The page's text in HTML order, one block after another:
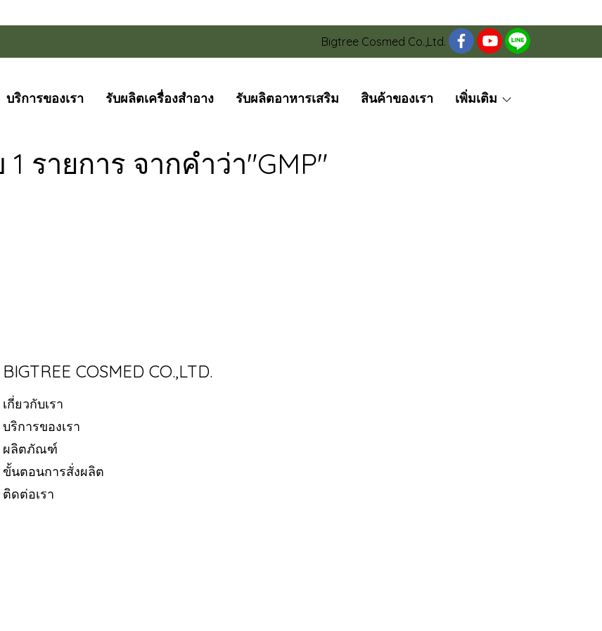
Bigtree Cosmed Co.,Ltd.
บริการของเรา รับผลิตเครื่องสำอาง รับผลิตอาหารเสริม สินค้าของเรา เพิ่มเติม
รายการ จากคำว่า"GMP"
BIGTREE COSMED CO.,LTD.
เกี่ยวกับเรา
บริการของเรา
ผลิตภัณฑ์
ขั้นตอนการสั่งผลิต
ติดต่อเรา